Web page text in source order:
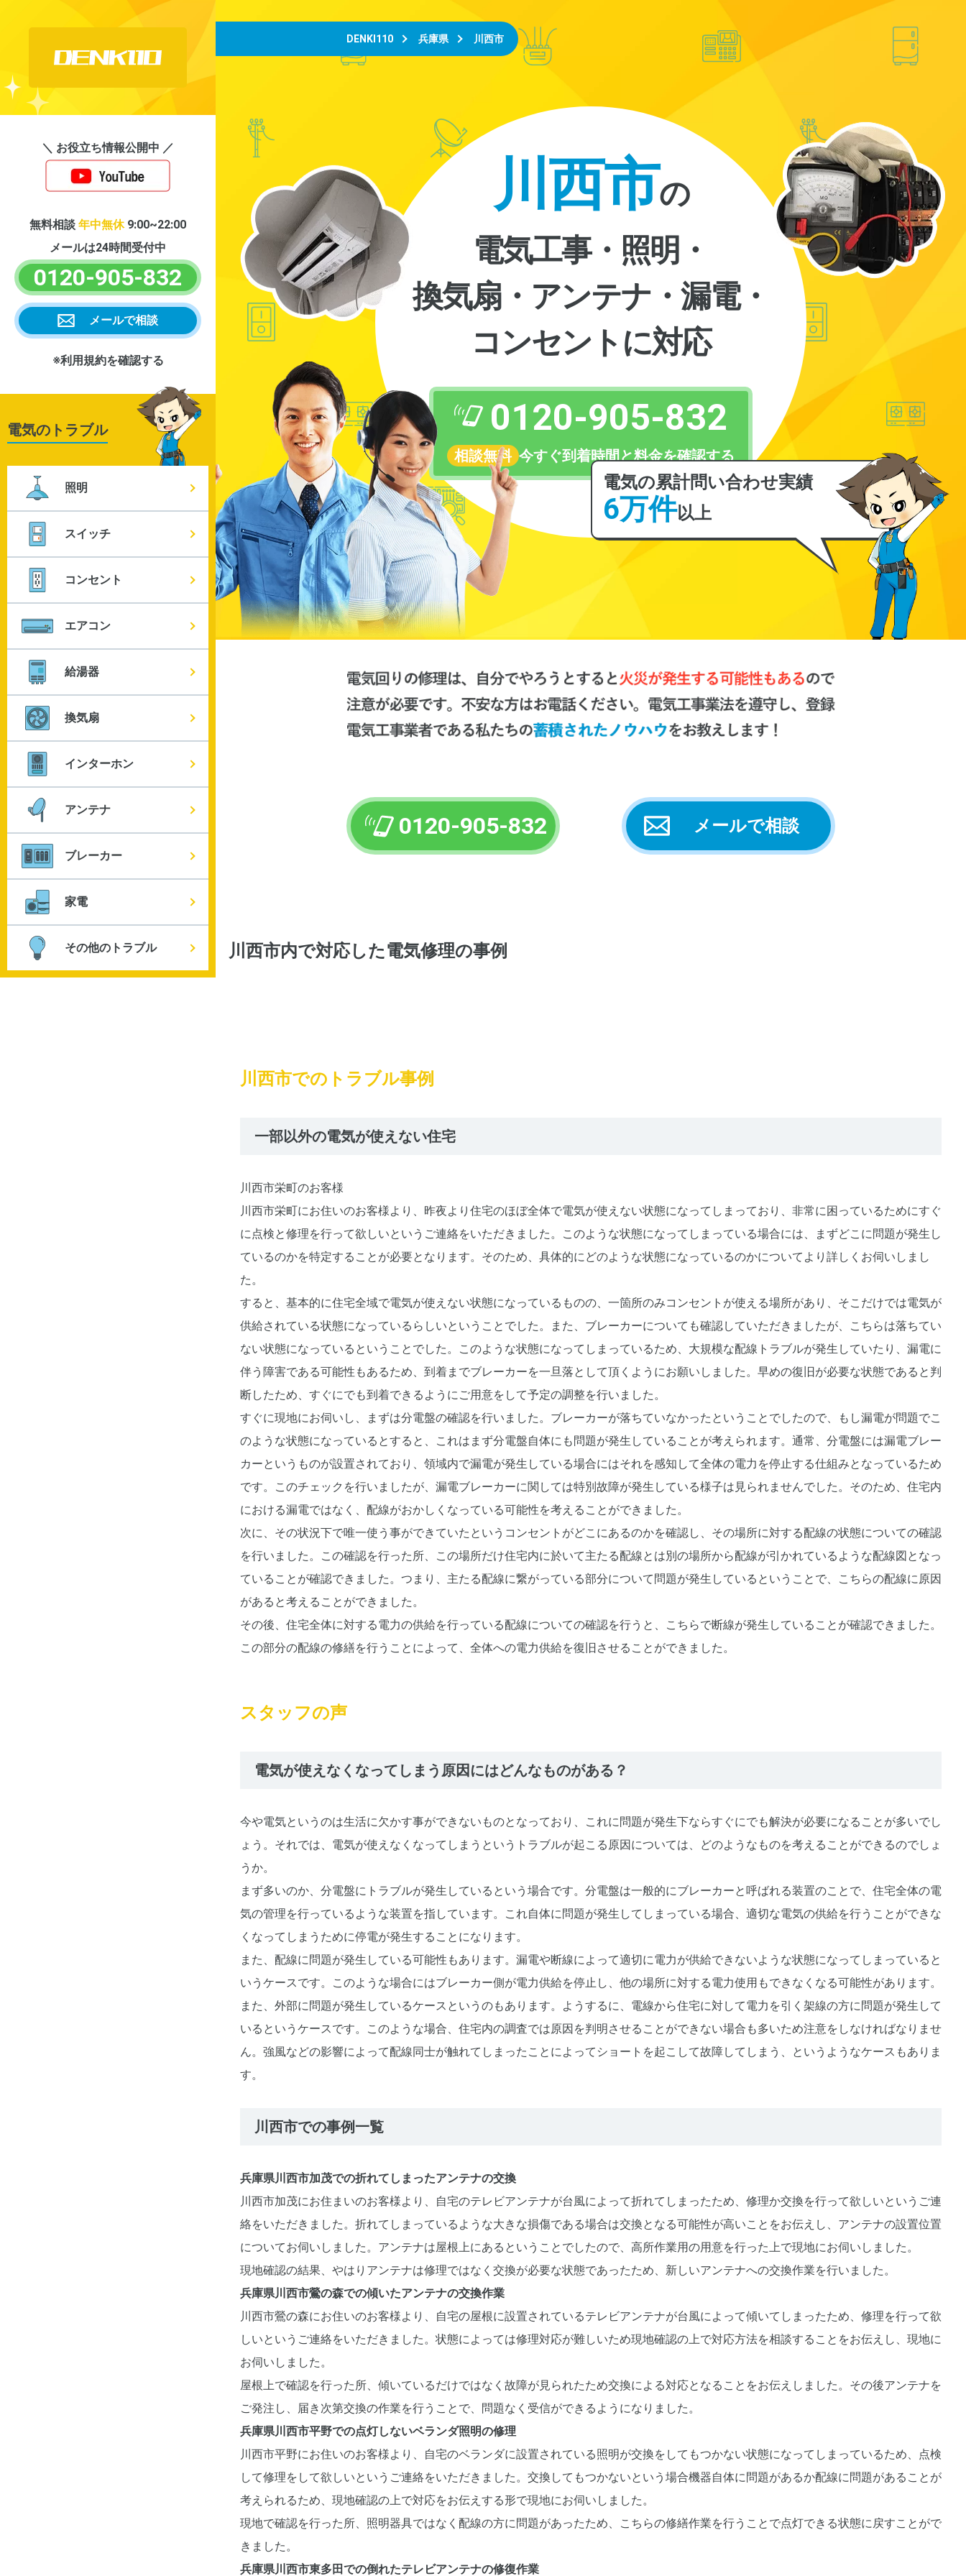
＼ お役立ち情報公開中 ／
無料相談 年中無休9:00~22:00
メールは24時間受付中
0120-905-832
メールで相談
※利用規約を確認する
電気のトラブル
照明
スイッチ
コンセント
エアコン
給湯器
換気扇
インターホン
アンテナ
ブレーカー
家電
その他のトラブル
DENKI110 兵庫県 川西市
川西市の
電気工事・照明・
換気扇・アンテナ・漏電・
コンセントに対応
0120-905-832
相談無料 今すぐ到着時間と料金を確認する
電気の累計問い合わせ実績
6万件以上
0120-905-832 メールで相談
川西市内で対応した電気修理の事例
川西市でのトラブル事例
一部以外の電気が使えない住宅
川西市栄町のお客様
川西市栄町にお住いのお客様より、昨夜より住宅のほぼ全体で電気が使えない状態になってしまっており、非常に困っているためにすぐ
に点検と修理を行って欲しいというご連絡をいただきました。このような状態になってしまっている場合には、まずどこに問題が発生し
ているのかを特定することが必要となります。そのため、具体的にどのような状態になっているのかについてより詳しくお伺いしまし
た。
すると、基本的に住宅全域で電気が使えない状態になっているものの、一箇所のみコンセントが使える場所があり、そこだけでは電気が
供給されている状態になっているらしいということでした。また、ブレーカーについても確認していただきましたが、こちらは落ちてい
ない状態になっているということでした。このような状態になってしまっているため、大規模な配線トラブルが発生していたり、漏電に
伴う障害である可能性もあるため、到着までブレーカーを一旦落として頂くようにお願いしました。早めの復旧が必要な状態であると判
断したため、すぐにでも到着できるようにご用意をして予定の調整を行いました。
すぐに現地にお伺いし、まずは分電盤の確認を行いました。ブレーカーが落ちていなかったということでしたので、もし漏電が問題でこ
のような状態になっているとすると、これはまず分電盤自体にも問題が発生していることが考えられます。通常、分電盤には漏電ブレー
カーというものが設置されており、領域内で漏電が発生している場合にはそれを感知して全体の電力を停止する仕組みとなっているため
です。このチェックを行いましたが、漏電ブレーカーに関しては特別故障が発生している様子は見られませんでした。そのため、住宅内
における漏電ではなく、配線がおかしくなっている可能性を考えることができました。
次に、その状況下で唯一使う事ができていたというコンセントがどこにあるのかを確認し、その場所に対する配線の状態についての確認
を行いました。この確認を行った所、この場所だけ住宅内に於いて主たる配線とは別の場所から配線が引かれているような配線図となっ
ていることが確認できました。つまり、主たる配線に繋がっている部分について問題が発生しているということで、こちらの配線に原因
があると考えることができました。
その後、住宅全体に対する電力の供給を行っている配線についての確認を行うと、こちらで断線が発生していることが確認できました。
この部分の配線の修繕を行うことによって、全体への電力供給を復旧させることができました。
スタッフの声
電気が使えなくなってしまう原因にはどんなものがある？
今や電気というのは生活に欠かす事ができないものとなっており、これに問題が発生下ならすぐにでも解決が必要になることが多いでし
ょう。それでは、電気が使えなくなってしまうというトラブルが起こる原因については、どのようなものを考えることができるのでしょ
うか。
まず多いのか、分電盤にトラブルが発生しているという場合です。分電盤は一般的にブレーカーと呼ばれる装置のことで、住宅全体の電
気の管理を行っているような装置を指しています。これ自体に問題が発生してしまっている場合、適切な電気の供給を行うことができな
くなってしまうために停電が発生することになります。
また、配線に問題が発生している可能性もあります。漏電や断線によって適切に電力が供給できないような状態になってしまっていると
いうケースです。このような場合にはブレーカー側が電力供給を停止し、他の場所に対する電力使用もできなくなる可能性があります。
また、外部に問題が発生しているケースというのもあります。ようするに、電線から住宅に対して電力を引く架線の方に問題が発生して
いるというケースです。このような場合、住宅内の調査では原因を判明させることができない場合も多いため注意をしなければなりませ
ん。強風などの影響によって配線同士が触れてしまったことによってショートを起こして故障してしまう、というようなケースもありま
す。
川西市での事例一覧
兵庫県川西市加茂での折れてしまったアンテナの交換
川西市加茂にお住まいのお客様より、自宅のテレビアンテナが台風によって折れてしまったため、修理か交換を行って欲しいというご連
絡をいただきました。折れてしまっているような大きな損傷である場合は交換となる可能性が高いことをお伝えし、アンテナの設置位置
についてお伺いしました。アンテナは屋根上にあるということでしたので、高所作業用の用意を行った上で現地にお伺いしました。
現地確認の結果、やはりアンテナは修理ではなく交換が必要な状態であったため、新しいアンテナへの交換作業を行いました。
兵庫県川西市鶯の森での傾いたアンテナの交換作業
川西市鶯の森にお住いのお客様より、自宅の屋根に設置されているテレビアンテナが台風によって傾いてしまったため、修理を行って欲
しいというご連絡をいただきました。状態によっては修理対応が難しいため現地確認の上で対応方法を相談することをお伝えし、現地に
お伺いしました。
屋根上で確認を行った所、傾いているだけではなく故障が見られたため交換による対応となることをお伝えしました。その後アンテナを
ご発注し、届き次第交換の作業を行うことで、問題なく受信ができるようになりました。
兵庫県川西市平野での点灯しないベランダ照明の修理
川西市平野にお住いのお客様より、自宅のベランダに設置されている照明が交換をしてもつかない状態になってしまっているため、点検
して修理をして欲しいというご連絡をいただきました。交換してもつかないという場合機器自体に問題があるか配線に問題があることが
考えられるため、現地確認の上で対応をお伝えする形で現地にお伺いしました。
現地で確認を行った所、照明器具ではなく配線の方に問題があったため、こちらの修繕作業を行うことで点灯できる状態に戻すことがで
きました。
兵庫県川西市東多田での倒れたテレビアンテナの修復作業